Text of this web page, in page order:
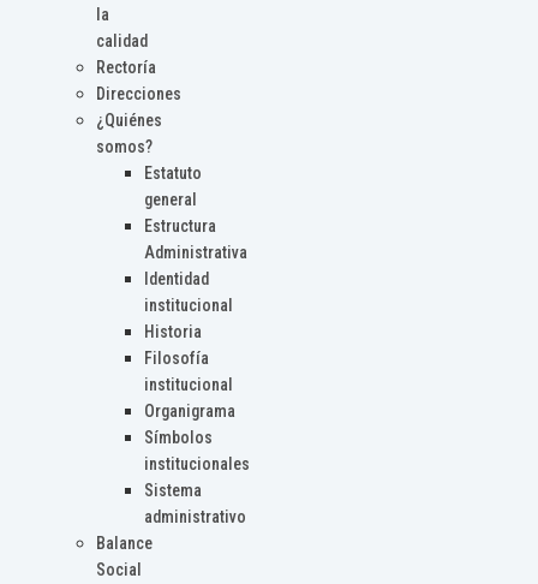
la
calidad
Rectoría
Direcciones
¿Quiénes
somos?
Estatuto
general
Estructura
Administrativa
Identidad
institucional
Historia
Filosofía
institucional
Organigrama
Símbolos
institucionales
Sistema
administrativo
Balance
Social